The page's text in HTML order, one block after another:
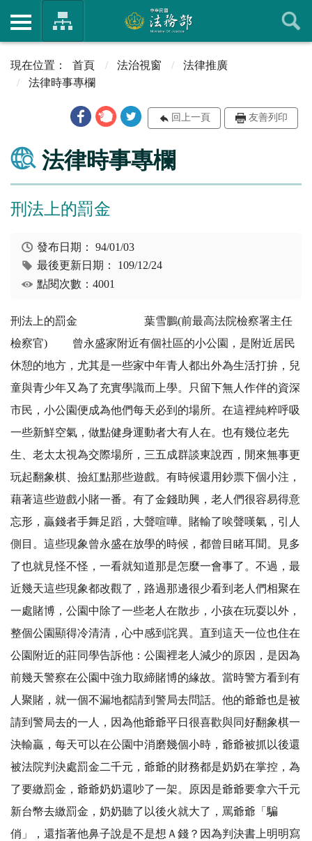
首頁 法治視窗
法律推廣
法律時事專欄
回上一頁 友善列印
法律時事專欄
刑法上的罰金
發布日期：94/01/03
最後更新日期： 109/12/24
點閱次數：4001
刑法上的罰金 葉雪鵬(前最高法院檢察署主任
檢察官) 曾永盛家附近有個社區的小公園，是附近居民
休憩的地方，尤其是一些家中年青人都出外為生活打拚，兒
童與青少年又為了充實學識而上學。只留下無人作伴的資深
市民，小公園便成為他們每天必到的場所。在這裡純粹呼吸
一些新鮮空氣，做點健身運動者大有人在。也有幾位老先
生、老太太視為交際場所，三五成群談東說西，閒來無事更
玩起翻象棋、撿紅點那些遊戲。有時候還用鈔票下個小注，
藉著這些遊戲小賭一番。有了金錢助興，老人們很容易得意
忘形，贏錢者手舞足蹈，大聲喧嘩。賭輸了唉聲嘆氣，引人
側目。這些現象曾永盛在放學的時候，都曾目睹耳聞。見多
了也就見怪不怪，一看就知道那是怎麼一會事了。不過，最
近幾天這些現象都改觀了，路過那邊很少看到老人們相聚在
一處賭博，公園中除了一些老人在散步，小孩在玩耍以外，
整個公園顯得冷清清，心中感到詫異。直到這天一位也住在
公園附近的莊同學告訴他：公園裡老人減少的原因，是因為
前幾天警察在公園中強力取締賭博的緣故。當時警方看到有
人聚賭，就一個不漏地都請到警局去問話。他的爺爺也是被
請到警局去的一人，因為他爺爺平日很喜歡與同好翻象棋一
決輸贏，每天可以在公園中消磨幾個小時，爺爺被抓以後還
被法院判決處罰金二千元，爺爺的財務都是奶奶在掌控，為
了要繳罰金，爺爺奶奶還吵了一架。原因是爺爺要拿六千元
新台幣去繳罰金，奶奶聽了以後火就大了，罵爺爺「騙
俏」，還指著他鼻子說是不是想Ａ錢？因為判決書上明明寫